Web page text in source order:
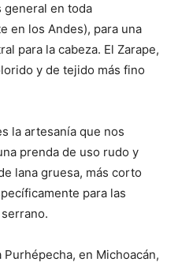
general en toda
en los Andes), para una
para la cabeza. El Zarape,
y de tejido más fino
la artesanía que nos
prenda de uso rudo y
lana gruesa, más corto
para las
en Michoacán,